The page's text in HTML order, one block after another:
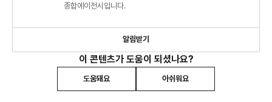
종합에이전시입니다.
알림받기
이 콘텐츠가 도움이 되셨나요?
도움돼요 아쉬워요